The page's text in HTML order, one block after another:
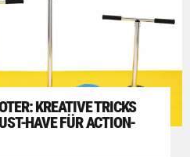
KREATIVE TRICKS
HAVE FÜR ACTION-